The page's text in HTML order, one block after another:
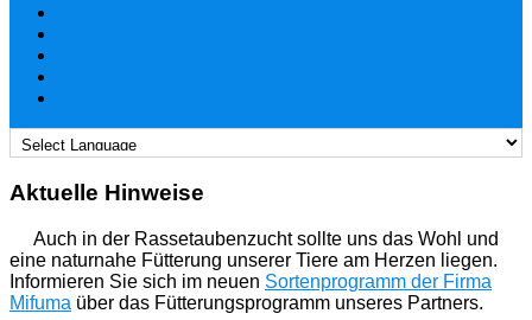
Aktuelle Hinweise
Auch in der Rassetaubenzucht sollte uns das Wohl und
eine naturnahe Fütterung unserer Tiere am Herzen liegen.
Informieren Sie sich im neuen Sortenprogramm der Firma
Mifuma über das Fütterungsprogramm unseres Partners.